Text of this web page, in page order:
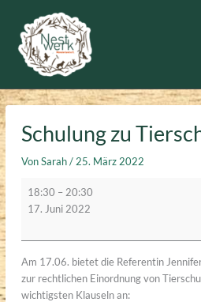
Inhalt
springen
Schulung zu
VonSarah/ 25. März 2022
Schulung
zu
18:30 –20:30
17. Juni 2022
Am 17.06. bietet die Referentin
zur rechtlichen Einordnung von
wichtigsten Klauseln an: